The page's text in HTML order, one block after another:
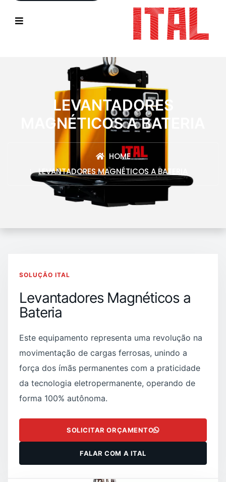
LEVANTADORES
MAGNÉTICOS A BATERIA
HOME
LEVANTADORES MAGNÉTICOS A BATERIA
SOLUÇÃO ITAL
Levantadores Magnéticos a
Bateria
Este equipamento representa uma revolução na
movimentação de cargas ferrosas, unindo a
força dos ímãs permanentes com a praticidade
da tecnologia eletropermanente, operando de
forma 100% autônoma.
SOLICITAR ORÇAMENTO
FALAR COM A ITAL